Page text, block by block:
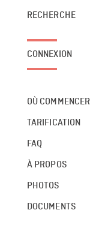
RECHERCHE
CONNEXION
OÙ COMMENCER
TARIFICATION
FAQ
À PROPOS
PHOTOS
DOCUMENTS